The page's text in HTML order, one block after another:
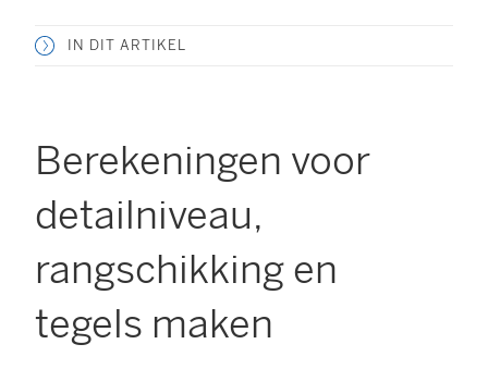
IN DIT ARTIKEL
Berekeningen voor
detailniveau,
rangschikking en
tegels maken